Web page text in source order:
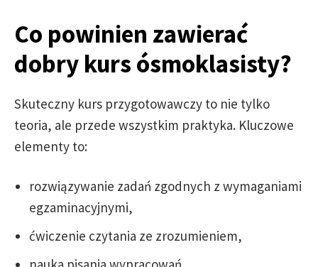
Co powinien zawierać
dobry kurs ósmoklasisty?
Skuteczny kurs przygotowawczy to nie tylko
teoria, ale przede wszystkim praktyka. Kluczowe
elementy to:
rozwiązywanie zadań zgodnych z wymaganiami
egzaminacyjnymi,
ćwiczenie czytania ze zrozumieniem,